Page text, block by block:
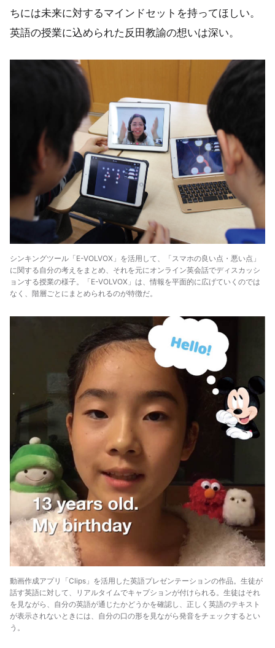
ちには未来に対するマインドセットを持ってほしい。
英語の授業に込められた反田教諭の想いは深い。
シンキングツール「E-VOLVOX」を活用して、「スマホの良い点・悪い点」
に関する自分の考えをまとめ、それを元にオンライン英会話でディスカッシ
ョンする授業の様子。「E-VOLVOX」は、情報を平面的に広げていくのでは
なく、階層ごとにまとめられるのが特徴だ。
動画作成アプリ「Clips」を活用した英語プレゼンテーションの作品。生徒が
話す英語に対して、リアルタイムでキャプションが付けられる。生徒はそれ
を見ながら、自分の英語が通じたかどうかを確認し、正しく英語のテキスト
が表示されないときには、自分の口の形を見ながら発音をチェックするとい
う。